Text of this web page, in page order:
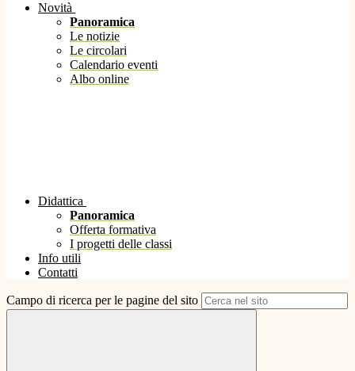
Novità
Panoramica
Le notizie
Le circolari
Calendario eventi
Albo online
Didattica
Panoramica
Offerta formativa
I progetti delle classi
Info utili
Contatti
Campo di ricerca per le pagine del sito